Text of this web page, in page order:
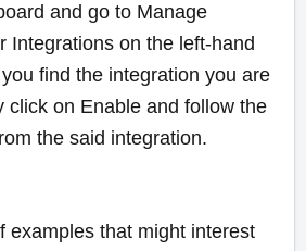
and go to Manage
Integrations on the left-hand
find the integration you are
click on Enable and follow the
the said integration.
examples that might interest